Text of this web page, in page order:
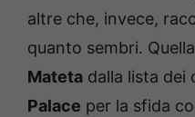
altre che, invece,
quanto sembri.
Mateta dalla lista dei
Palace per la sfida